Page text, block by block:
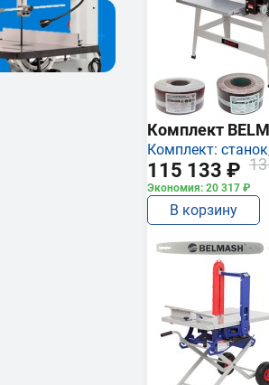
Комплект
Комплект:
115 133 ₽
Экономия: 20 317 ₽
В корзину